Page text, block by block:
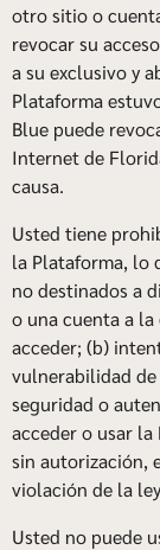
otro sitio o
revocar su
a su exclusivo y
Plataforma
Blue puede
Internet de
causa.
Usted tiene
la Plataforma, lo
no destinados a
o una cuenta a
acceder; (b)
vulnerabilidad
seguridad o
acceder o usar
sin autorización,
violación de la
Usted no puede